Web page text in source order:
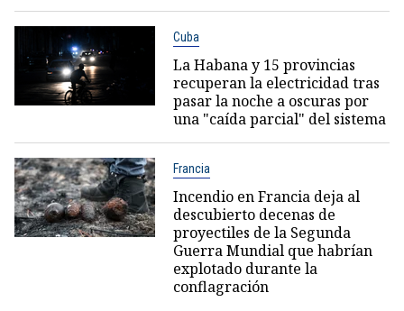
Cuba
La Habana y 15 provincias
recuperan la electricidad tras
pasar la noche a oscuras por
una "caída parcial" del sistema
Francia
Incendio en Francia deja al
descubierto decenas de
proyectiles de la Segunda
Guerra Mundial que habrían
explotado durante la
conflagración